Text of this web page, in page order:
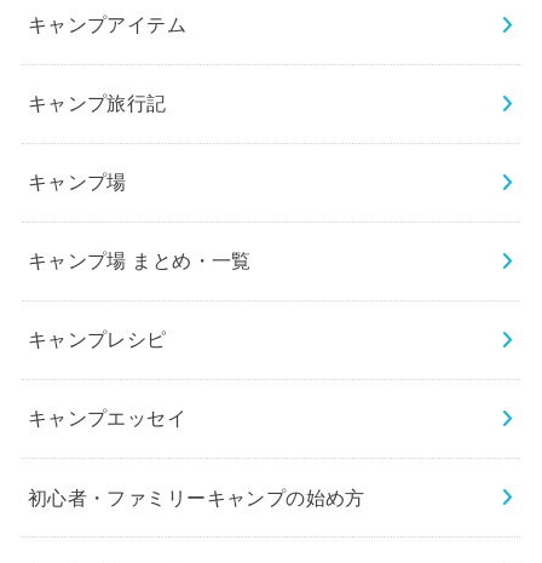
キャンプアイテム
キャンプ旅行記
キャンプ場
キャンプ場 まとめ・一覧
キャンプレシピ
キャンプエッセイ
初心者・ファミリーキャンプの始め方